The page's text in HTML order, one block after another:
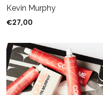
Kevin Murphy
€27,00